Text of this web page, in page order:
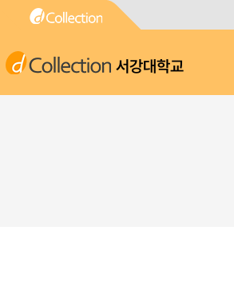
서강대학교